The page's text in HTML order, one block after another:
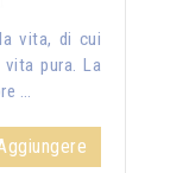
vita, di cui
pura. La
…